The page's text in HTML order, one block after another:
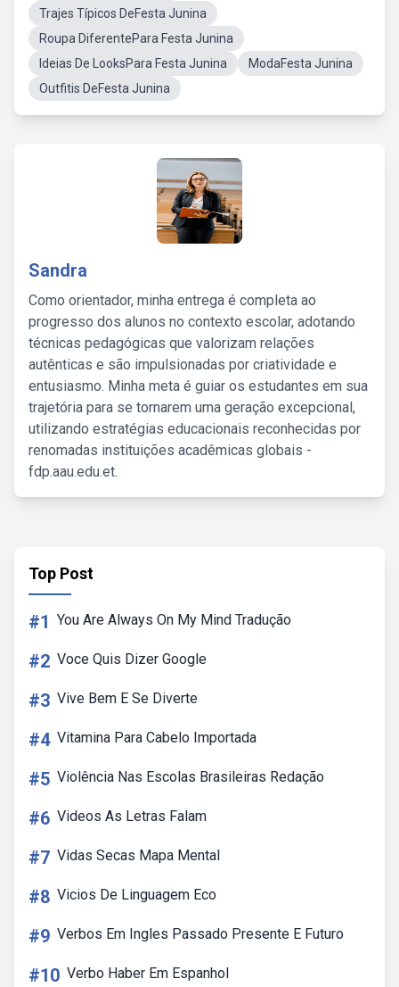
Trajes Típicos DeFesta Junina
Roupa DiferentePara Festa Junina
Ideias De LooksPara Festa Junina
ModaFesta Junina
Outfitis DeFesta Junina
Sandra
Como orientador, minha entrega é completa ao
progresso dos alunos no contexto escolar, adotando
técnicas pedagógicas que valorizam relações
autênticas e são impulsionadas por criatividade e
entusiasmo. Minha meta é guiar os estudantes em sua
trajetória para se tornarem uma geração excepcional,
utilizando estratégias educacionais reconhecidas por
renomadas instituições acadêmicas globais -
fdp.aau.edu.et.
Top Post
#1 You Are Always On My Mind Tradução
#2 Voce Quis Dizer Google
#3 Vive Bem E Se Diverte
#4 Vitamina Para Cabelo Importada
#5 Violência Nas Escolas Brasileiras Redação
#6 Videos As Letras Falam
#7 Vidas Secas Mapa Mental
#8 Vicios De Linguagem Eco
#9 Verbos Em Ingles Passado Presente E Futuro
#10 Verbo Haber Em Espanhol